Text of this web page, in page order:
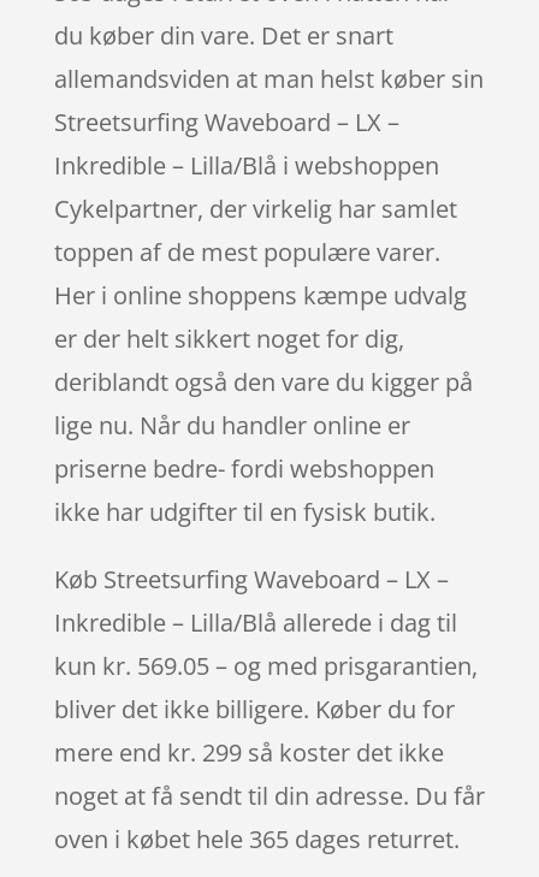
du køber din vare. Det er snart
allemandsviden at man helst køber sin
Streetsurfing Waveboard – LX –
Inkredible – Lilla/Blå i webshoppen
Cykelpartner, der virkelig har samlet
toppen af de mest populære varer.
Her i online shoppens kæmpe udvalg
er der helt sikkert noget for dig,
deriblandt også den vare du kigger på
lige nu. Når du handler online er
priserne bedre- fordi webshoppen
ikke har udgifter til en fysisk butik.
Køb Streetsurfing Waveboard – LX –
Inkredible – Lilla/Blå allerede i dag til
kun kr. 569.05 – og med prisgarantien,
bliver det ikke billigere. Køber du for
mere end kr. 299 så koster det ikke
noget at få sendt til din adresse. Du får
oven i købet hele 365 dages returret.